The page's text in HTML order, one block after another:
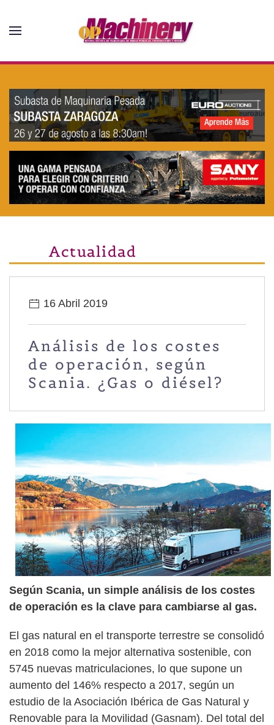
Skip to main content
Actualidad
16 Abril 2019
Análisis de los costes
de operación, según
Scania. ¿Gas o diésel?
Según Scania, un simple análisis de los costes
de operación es la clave para cambiarse al gas.
El gas natural en el transporte terrestre se consolidó
en 2018 como la mejor alternativa sostenible, con
5745 nuevas matriculaciones, lo que supone un
aumento del 146% respecto a 2017, según un
estudio de la Asociación Ibérica de Gas Natural y
Renovable para la Movilidad (Gasnam). Del total del